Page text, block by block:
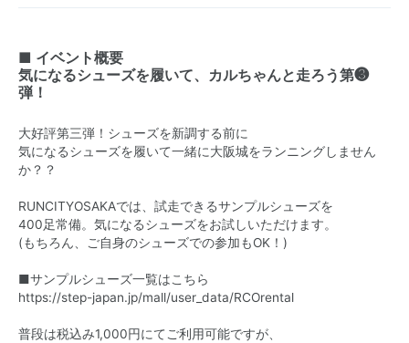
■ イベント概要
気になるシューズを履いて、カルちゃんと走ろう第❸
弾！
大好評第三弾！シューズを新調する前に
気になるシューズを履いて一緒に大阪城をランニングしません
か？？
RUNCITYOSAKAでは、試走できるサンプルシューズを
400足常備。気になるシューズをお試しいただけます。
(もちろん、ご自身のシューズでの参加もOK！)
■サンプルシューズ一覧はこちら
https://step-japan.jp/mall/user_data/RCOrental
普段は税込み1,000円にてご利用可能ですが、